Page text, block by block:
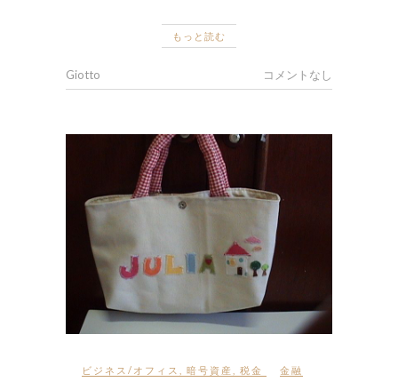
もっと読む
Giotto コメントなし
ビジネス/オフィス 暗号資産 税金 金融